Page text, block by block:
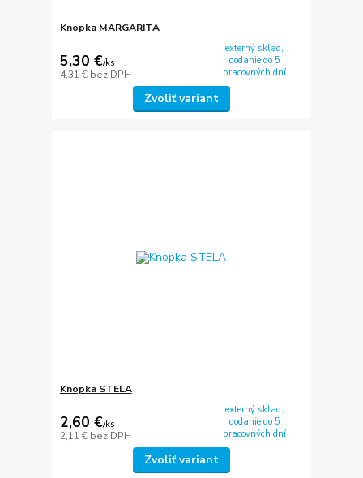
Knopka MARGARITA
5,30 €/ks
4,31 € bez DPH
externý sklad,
dodanie do 5
pracovných dní
Zvoliť variant
Knopka STELA
2,60 €/ks
2,11 € bez DPH
externý sklad,
dodanie do 5
pracovných dní
Zvoliť variant